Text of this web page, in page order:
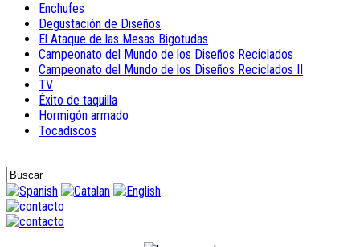
Enchufes
Degustación de Diseños
El Ataque de las Mesas Bigotudas
Campeonato del Mundo de los Diseños Reciclados
Campeonato del Mundo de los Diseños Reciclados II
TV
Éxito de taquilla
Hormigón armado
Tocadiscos